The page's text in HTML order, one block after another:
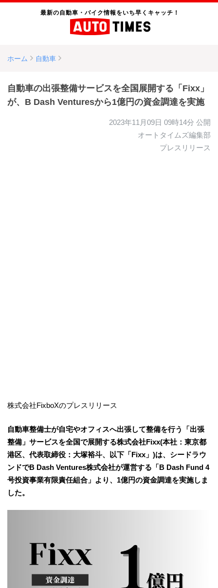
最新の自動車・バイク情報をいち早くキャッチ！
ホーム 自動車
自動車の出張整備サービスを全国展開する「Fixx」
が、B Dash Venturesから1億円の資金調達を実施
2023年11月09日 09時14分 公開
オートタイムズ編集部
プレスリリース
株式会社FixboXのプレスリリース
自動車整備士が自宅やオフィスへ出張して整備を行う「出張
整備」サービスを全国で展開する株式会社Fixx(本社：東京都
港区、代表取締役：大塚裕斗、以下「Fixx」)は、シードラウ
ンドでB Dash Ventures株式会社が運営する「B Dash Fund 4
号投資事業有限責任組合」より、1億円の資金調達を実施しま
した。